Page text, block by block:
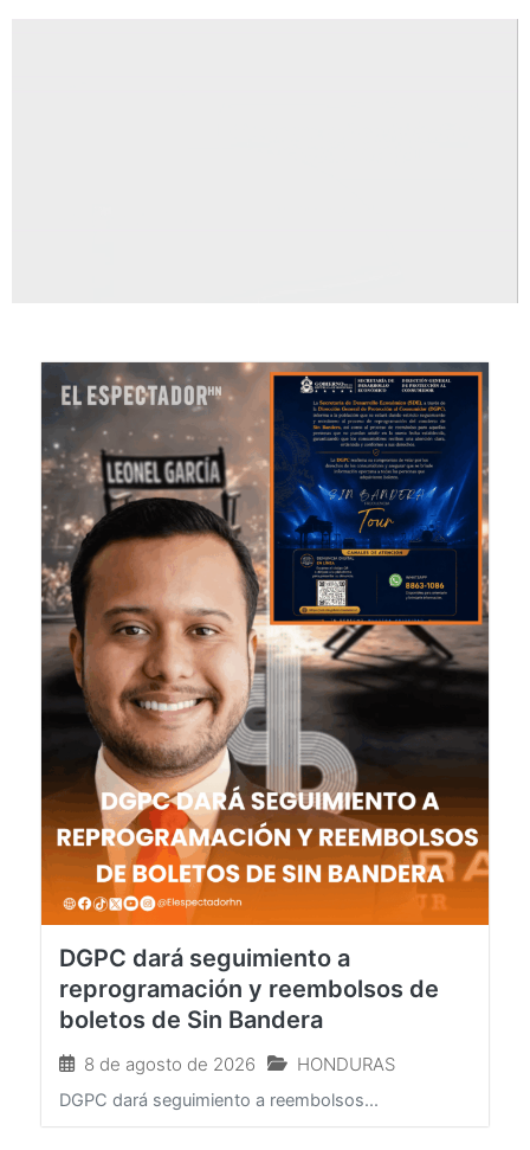
DGPC dará seguimiento a
reprogramación y reembolsos de
8 de agosto de 2026 HONDURAS
DGPC dará seguimiento a reembolsos...